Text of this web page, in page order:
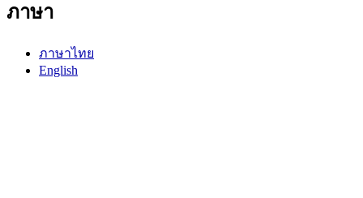
ภาษา
ภาษาไทย
English